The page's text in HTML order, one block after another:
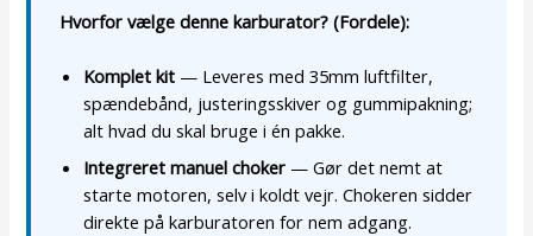
Hvorfor vælge denne karburator? (Fordele):
Komplet kit — Leveres med 35mm luftfilter,
spændebånd, justeringsskiver og gummipakning;
alt hvad du skal bruge i én pakke.
Integreret manuel choker — Gør det nemt at
starte motoren, selv i koldt vejr. Chokeren sidder
direkte på karburatoren for nem adgang.